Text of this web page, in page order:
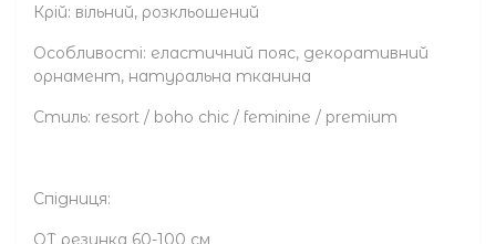
Крій: вільний, розкльошений
Особливості: еластичний пояс, декоративний
орнамент, натуральна тканина
Стиль: resort / boho chic / feminine / premium
Спідниця:
ОТ резинка 60-100 см